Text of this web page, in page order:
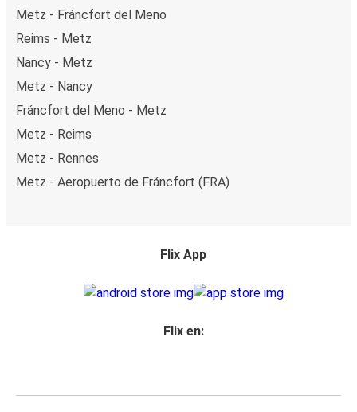
Metz - Fráncfort del Meno
Reims - Metz
Nancy - Metz
Metz - Nancy
Fráncfort del Meno - Metz
Metz - Reims
Metz - Rennes
Metz - Aeropuerto de Fráncfort (FRA)
Flix App
Flix en: